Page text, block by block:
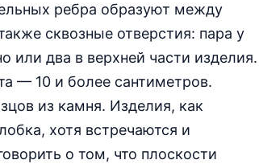
ребра образуют между
сквозные отверстия: пара у
или два в верхней части изделия.
— 10 и более сантиметров.
из камня. Изделия, как
хотя встречаются и
о том, что плоскости